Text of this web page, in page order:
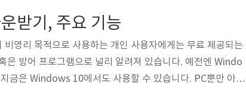
받기, 주요 기능
영리 목적으로 사용하는 개인 사용자에게는 무료 제공되는
은 방어 프로그램으로 널리 알려져 있습니다. 예전엔 Windo
금은 Windows 10에서도 사용할 수 있습니다. PC뿐만 아니